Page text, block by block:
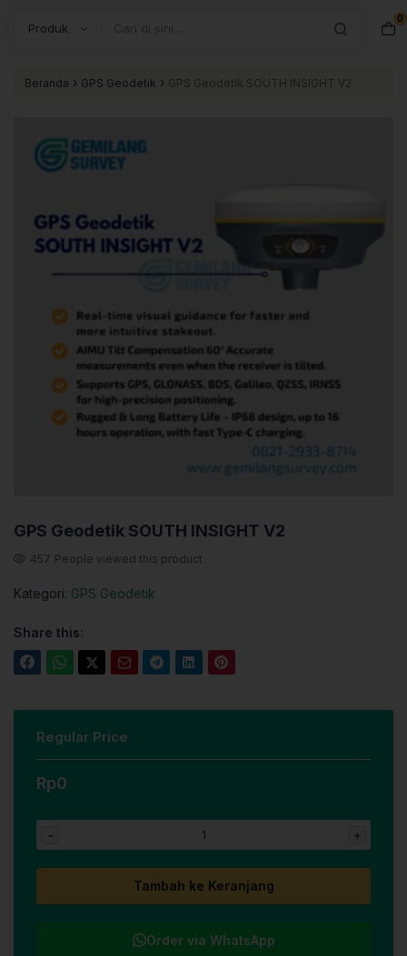
0
Beranda › GPS Geodetik › GPS Geodetik SOUTH INSIGHT V2
GPS Geodetik SOUTH INSIGHT V2
457 People viewed this product
Kategori: GPS Geodetik
Share this:
Regular Price
Rp0
- +
Tambah ke Keranjang
Order via WhatsApp